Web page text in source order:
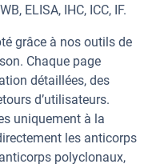
ELISA, IHC, ICC, IF.
grâce à nos outils de
Chaque page
détaillées, des
d’utilisateurs.
uniquement à la
les anticorps
polyclonaux,